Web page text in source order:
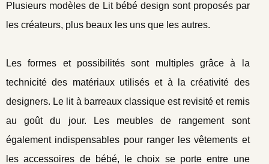
Plusieurs modèles de Lit bébé design sont proposés par
les créateurs, plus beaux les uns que les autres.
Les formes et possibilités sont multiples grâce à la
technicité des matériaux utilisés et à la créativité des
designers. Le lit à barreaux classique est revisité et remis
au goût du jour. Les meubles de rangement sont
également indispensables pour ranger les vêtements et
les accessoires de bébé, le choix se porte entre une